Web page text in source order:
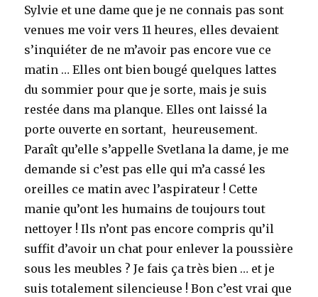
Sylvie et une dame que je ne connais pas sont
venues me voir vers 11 heures, elles devaient
s’inquiéter de ne m’avoir pas encore vue ce
matin … Elles ont bien bougé quelques lattes
du sommier pour que je sorte, mais je suis
restée dans ma planque. Elles ont laissé la
porte ouverte en sortant, heureusement.
Paraît qu’elle s’appelle Svetlana la dame, je me
demande si c’est pas elle qui m’a cassé les
oreilles ce matin avec l’aspirateur ! Cette
manie qu’ont les humains de toujours tout
nettoyer ! Ils n’ont pas encore compris qu’il
suffit d’avoir un chat pour enlever la poussière
sous les meubles ? Je fais ça très bien … et je
suis totalement silencieuse ! Bon c’est vrai que